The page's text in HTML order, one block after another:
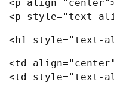
<p
<p style="text-
<h1 style="text-
<td
<td style="text-